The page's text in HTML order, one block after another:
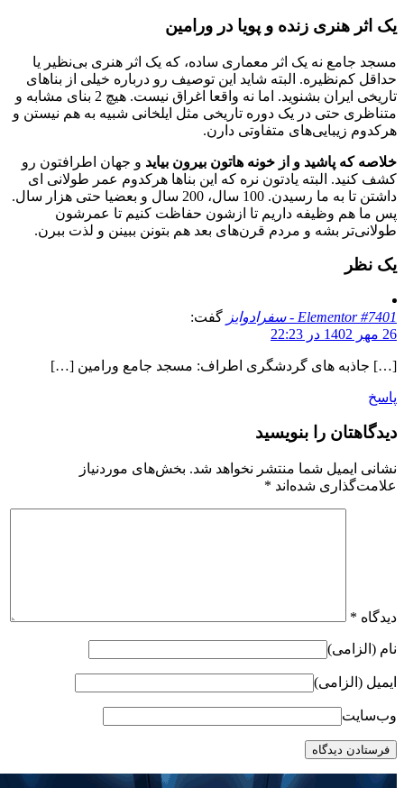
یک اثر هنری زنده و پویا در ورامین
مسجد جامع نه یک اثر معماری ساده، که یک اثر هنری بی‌نظیر یا
حداقل کم‌نظیره. البته شاید این توصیف رو درباره خیلی از بناهای
تاریخی ایران بشنوید. اما نه واقعا اغراق نیست. هیچ 2 بنای مشابه و
متناظری حتی در یک دوره تاریخی مثل ایلخانی شبیه به هم نیستن و
هرکدوم زیبایی‌های متفاوتی دارن.
خلاصه که پاشید و از خونه هاتون بیرون بیاید و جهان اطرافتون رو
کشف کنید. البته یادتون نره که این بناها هرکدوم عمر طولانی ای
داشتن تا به ما رسیدن. 100 سال، 200 سال و بعضیا حتی هزار سال.
پس ما هم وظیفه داریم تا ازشون حفاظت کنیم تا عمرشون
طولانی‌تر بشه و مردم قرن‌های بعد هم بتونن ببینن و لذت ببرن.
یک نظر
Elementor #7401 - سفرادوایز
گفت:
26 مهر 1402 در 22:23
[…] جاذبه های گردشگری اطراف: مسجد جامع ورامین […]
پاسخ
دیدگاهتان را بنویسید
نشانی ایمیل شما منتشر نخواهد شد. بخش‌های موردنیاز
علامت‌گذاری شده‌اند *
دیدگاه *
نام (الزامی)
ایمیل (الزامی)
وب‌سایت